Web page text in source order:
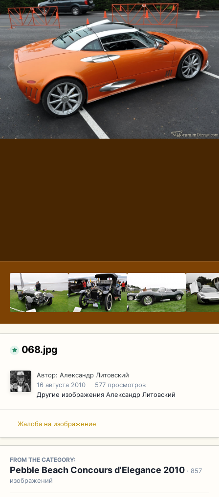
068.jpg
Автор: Александр Литовский
16 августа 2010
577 просмотров
Другие изображения Александр Литовский
Жалоба на изображение
FROM THE CATEGORY:
Pebble Beach Concours d'Elegance 2010 · 857
изображений